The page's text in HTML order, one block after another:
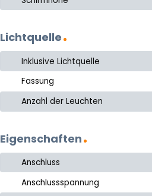
Lichtquelle
Inklusive Lichtquelle
Fassung
Anzahl der Leuchten
Eigenschaften
Anschluss
Anschlussspannung